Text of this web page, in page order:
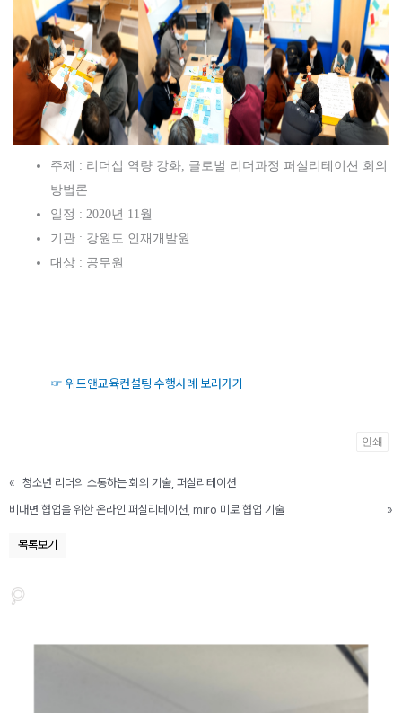
주제 : 리더십 역량 강화, 글로벌 리더과정 퍼실리테이션 회의
방법론
일정 : 2020년 11월
기관 : 강원도 인재개발원
대상 : 공무원
☞ 위드앤교육컨설팅 수행사례 보러가기
인쇄
« 청소년 리더의 소통하는 회의 기술, 퍼실리테이션
비대면 협업을 위한 온라인 퍼실리테이션, miro 미로 협업 기술
»
목록보기